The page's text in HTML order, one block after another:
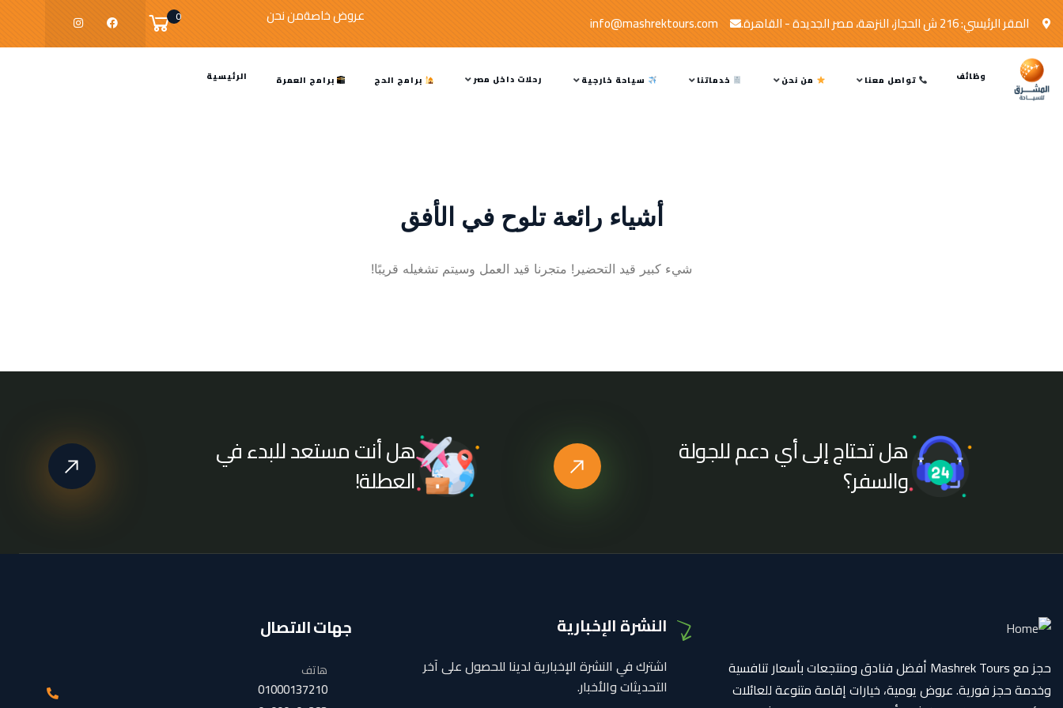
المقر الرئيسي: 216 ش الحجاز، النزهة، مصر الجديدة - القاهرة. info@mashrektours.com عروض خاصةمن نحن 0
الرئيسية برامج العمرة برامج الحج رحلات داخل مصر سياحة خارجية خدماتنا من نحن تواصل معنا وظائف
أشياء رائعة تلوح في الأفق
شيء كبير قيد التحضير! متجرنا قيد العمل وسيتم تشغيله قريبًا!
هل تحتاج إلى أي دعم للجولة
والسفر؟
هل أنت مستعد للبدء في
العطلة!
حجز مع Mashrek Tours أفضل فنادق ومنتجعات بأسعار تنافسية
وخدمة حجز فورية. عروض يومية، خيارات إقامة متنوعة للعائلات
النشرة الإخبارية
اشترك في النشرة الإخبارية لدينا للحصول على آخر
التحديثات والأخبار.
جهات الاتصال
هاتف
01000137210